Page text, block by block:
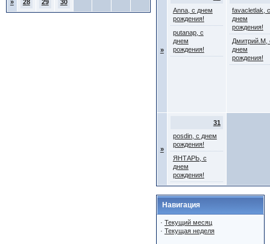
» 28 29 30
»
Anna, с днем
рождения!
putanap, с
днем
рождения!
favacletlak, с
днем
рождения!
Дмитрий.М,
днем
рождения!
»
31
posdin, с днем
рождения!
ЯНТАРЬ, с
днем
рождения!
Навигация
· Текущий месяц
· Текущая неделя